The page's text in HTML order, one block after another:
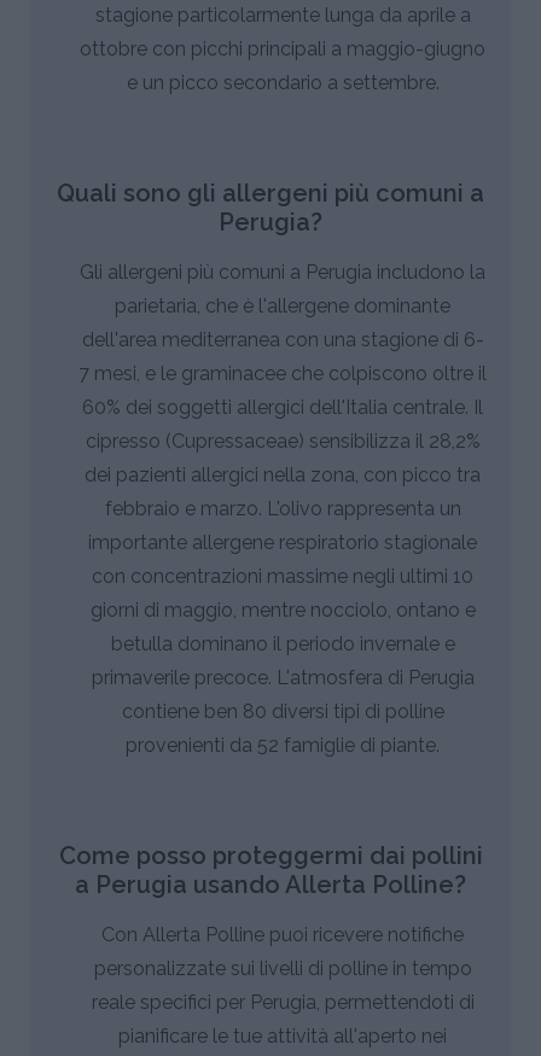
stagione particolarmente lunga da aprile a
ottobre con picchi principali a maggio-giugno
e un picco secondario a settembre.
Quali sono gli allergeni più comuni a
Perugia?
Gli allergeni più comuni a Perugia includono la
parietaria, che è l'allergene dominante
dell'area mediterranea con una stagione di 6-
7 mesi, e le graminacee che colpiscono oltre il
60% dei soggetti allergici dell'Italia centrale. Il
cipresso (Cupressaceae) sensibilizza il 28,2%
dei pazienti allergici nella zona, con picco tra
febbraio e marzo. L'olivo rappresenta un
importante allergene respiratorio stagionale
con concentrazioni massime negli ultimi 10
giorni di maggio, mentre nocciolo, ontano e
betulla dominano il periodo invernale e
primaverile precoce. L'atmosfera di Perugia
contiene ben 80 diversi tipi di polline
provenienti da 52 famiglie di piante.
Come posso proteggermi dai pollini
a Perugia usando Allerta Polline?
Con Allerta Polline puoi ricevere notifiche
personalizzate sui livelli di polline in tempo
reale specifici per Perugia, permettendoti di
pianificare le tue attività all'aperto nei